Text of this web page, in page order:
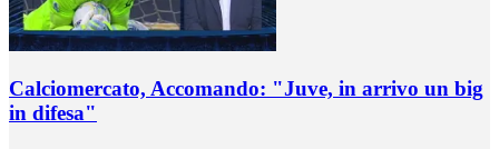
Calciomercato, Accomando: "Juve, in arrivo un big
in difesa"